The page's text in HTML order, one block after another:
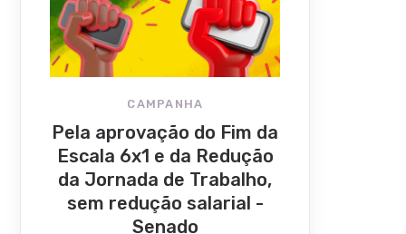
CAMPANHA
Pela aprovação do Fim da
Escala 6x1 e da Redução
da Jornada de Trabalho,
sem redução salarial -
Senado